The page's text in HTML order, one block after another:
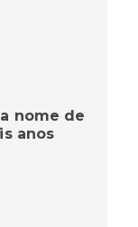
nome de
anos